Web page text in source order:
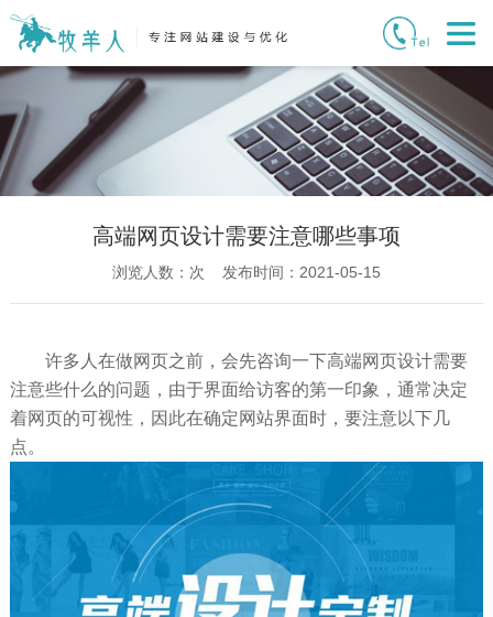
高端网页设计需要注意哪些事项
浏览人数： 次 发布时间：2021-05-15
许多人在做网页之前，会先咨询一下高端网页设计需要
注意些什么的问题，由于界面给访客的第一印象，通常决定
着网页的可视性，因此在确定网站界面时，要注意以下几
点。